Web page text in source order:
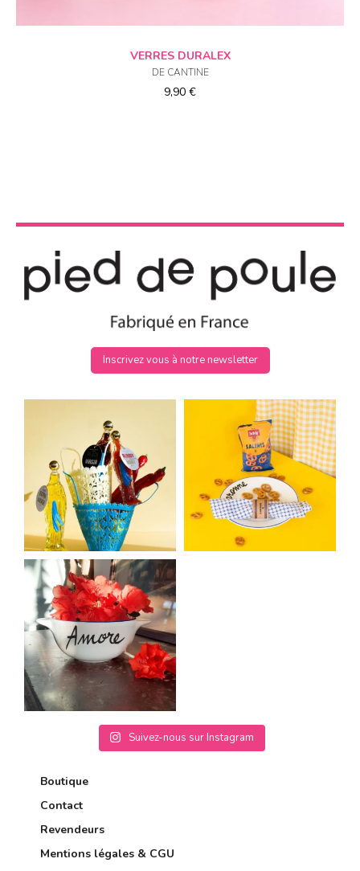
CHOIX DES OPTIONS
VERRES DURALEX
DE CANTINE
9,90 €
Inscrivez vous à notre newsletter
Suivez-nous sur Instagram
Boutique
Contact
Revendeurs
Mentions légales & CGU